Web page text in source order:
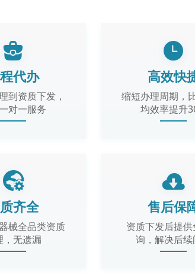
代办
到资质下发，
对一服务
高效快
缩短办理周期，
均效率提升
齐全
械全品类资质
，无遗漏
售后保
资质下发后提
询，解决后续